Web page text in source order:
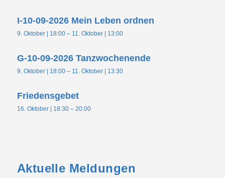
I-10-09-2026 Mein Leben ordnen
9. Oktober | 18:00– 11. Oktober | 13:00
G-10-09-2026 Tanzwochenende
9. Oktober | 18:00– 11. Oktober | 13:30
Friedensgebet
16. Oktober | 18:30– 20:00
Aktuelle Meldungen